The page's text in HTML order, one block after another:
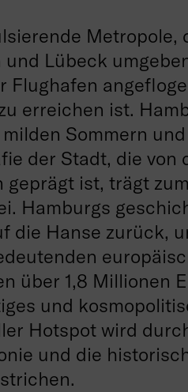
Metropole,
Lübeck
Flughafen
erreichen ist.
Sommern
der Stadt, die von
geprägt ist, trägt
Hamburgs
die Hanse zurück,
über 1,8 Millionen
und
Hotspot wird
und die